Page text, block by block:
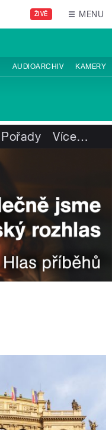
ŽIVĚ MENU
AUDIOARCHIV KAMERY
Pořady Více…